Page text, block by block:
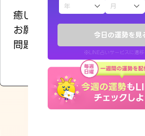
今日の運勢を見
※LINE占いサービスに遷移
えもじの子（占）12星
お知らせ
癒し系でおしゃべりしたくて鑑
お願いしてます(笑)
問題解決もピカイチ！
50代